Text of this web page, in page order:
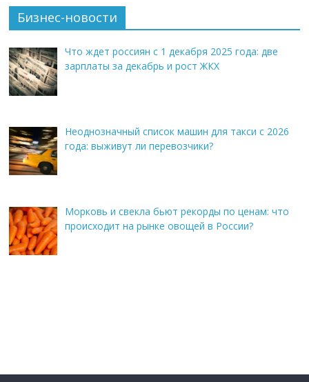
Бизнес-новости
Что ждет россиян с 1 декабря 2025 года: две
зарплаты за декабрь и рост ЖКХ
Неоднозначный список машин для такси с 2026
года: выживут ли перевозчики?
Морковь и свекла бьют рекорды по ценам: что
происходит на рынке овощей в России?